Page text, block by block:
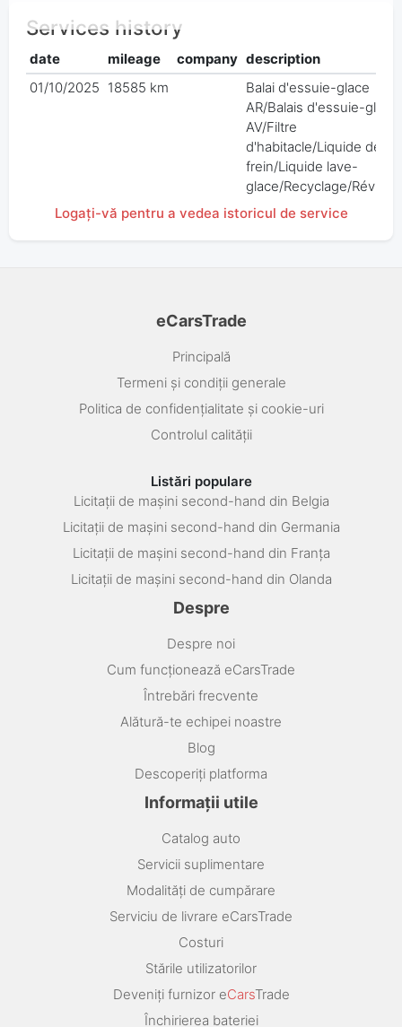
Services history
date mileage company description
01/10/2025 18585 km
Balai d'essuie-glace
AR/Balais d'essuie-glace
AV/Filtre
d'habitacle/Liquide de
frein/Liquide lave-
glace/Recyclage/
Logați-vă pentru a vedea istoricul de service
eCarsTrade
Principală
Termeni și condiții generale
Politica de confidențialitate și cookie-uri
Controlul calității
Listări populare
Licitații de mașini second-hand din Belgia
Licitații de mașini second-hand din Germania
Licitații de mașini second-hand din Franța
Licitații de mașini second-hand din Olanda
Despre
Despre noi
Cum funcționează eCarsTrade
Întrebări frecvente
Alătură-te echipei noastre
Blog
Descoperiți platforma
Informații utile
Catalog auto
Servicii suplimentare
Modalități de cumpărare
Serviciu de livrare eCarsTrade
Costuri
Stările utilizatorilor
Deveniți furnizor eCarsTrade
Închirierea bateriei